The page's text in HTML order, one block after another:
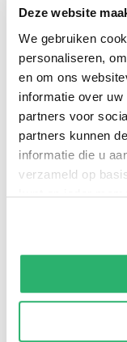
Deze website
We gebruiken
personaliseren,
en om ons
informatie over
partners voor
partners kunnen
informatie die u
verzameld op
kunt op ieder
We werken
kunnen
(theorie) en
worden
doen aan het
persoon verstaat
veranderlijke
wordt begrepen
dialoog van Ik en
constitueert zich
willen geven op
ander. De
Emmanuel
Mohamed Aziz